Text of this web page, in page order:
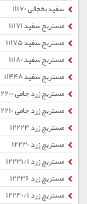
سفید یخچالی 11170
مستربچ سفید 11171
مستربچ سفید 11175
مستربچ سفید 11180
مستربچ سفید 11448
مستربچ زرد جامی 12200
مستربچ زرد جامی 12210
مستربچ زرد 12223
مستربچ زرد 12230
مستربچ زرد 12231/1
مستربچ زرد 12236
مستربچ زرد 12240/1